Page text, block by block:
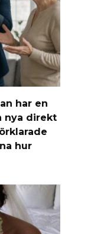
har en
nya direkt
hur